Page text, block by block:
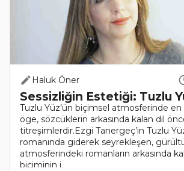
Haluk Öner
Sessizliğin Estetiği: Tuzlu
Tuzlu Yüz’ün biçimsel atmosferinde
öge, sözcüklerin arkasında kalan dil
titreşimlerdir.Ezgi Tanergeç’in Tuzlu
romanında giderek seyrekleşen,
atmosferindeki romanların arkasında
biçiminin i..